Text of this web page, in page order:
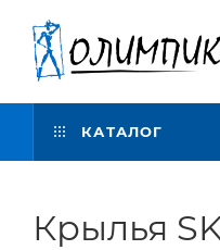
КАТАЛОГ
Крылья